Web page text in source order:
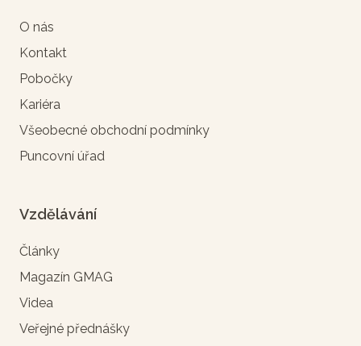
O nás
Kontakt
Pobočky
Kariéra
Všeobecné obchodní podmínky
Puncovní úřad
Vzdělávání
Články
Magazín GMAG
Videa
Veřejné přednášky